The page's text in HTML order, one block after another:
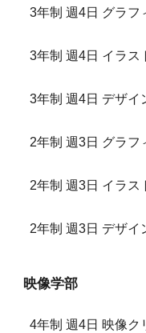
3年制 週4日 グラフ
3年制 週4日 イラス
3年制 週4日 デザイ
2年制 週3日 グラフ
2年制 週3日 イラス
2年制 週3日 デザイ
映像学部
4年制 週4日 映像ク